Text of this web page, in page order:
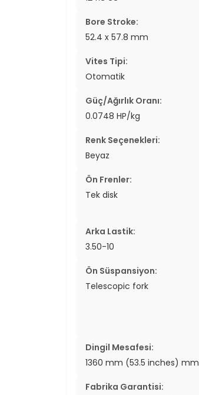
Bore Stroke:
52.4 x 57.8 mm
Vites Tipi:
Otomatik
Güç/Ağırlık Oranı:
0.0748 HP/kg
Renk Seçenekleri:
Beyaz
Ön Frenler:
Tek disk
Arka Lastik:
3.50-10
Ön Süspansiyon:
Telescopic fork
Dingil Mesafesi:
1360 mm (53.5 inches) mm
Fabrika Garantisi: